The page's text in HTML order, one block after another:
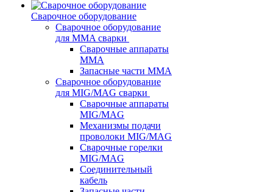
Сварочное оборудование
Сварочное оборудование
для MMA сварки
Сварочные аппараты
MMA
Запасные части MMA
Сварочное оборудование
для MIG/MAG сварки
Сварочные аппараты
MIG/MAG
Механизмы подачи
проволоки MIG/MAG
Сварочные горелки
MIG/MAG
Соединительный
кабель